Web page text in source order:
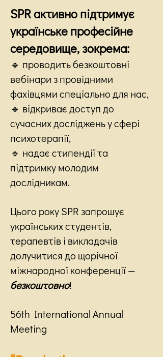
SPR активно підтримує
українське професійне
середовище, зокрема:
🔹 проводить безкоштовні
вебінари з провідними
фахівцями спеціально для нас,
🔹 відкриває доступ до
сучасних досліджень у сфері
психотерапії,
🔹 надає стипендії та
підтримку молодим
дослідникам.
Цього року SPR запрошує
українських студентів,
терапевтів і викладачів
долучитися до щорічної
міжнародної конференції —
безкоштовно!
56th International Annual
Meeting